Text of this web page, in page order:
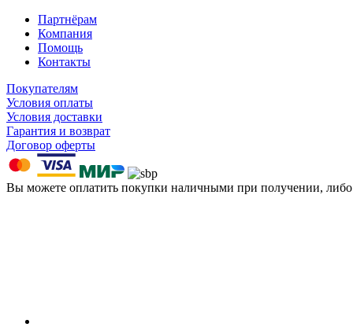
Партнёрам
Компания
Помощь
Контакты
Покупателям
Условия оплаты
Условия доставки
Гарантия и возврат
Договор оферты
Вы можете оплатить покупки наличными при получении,